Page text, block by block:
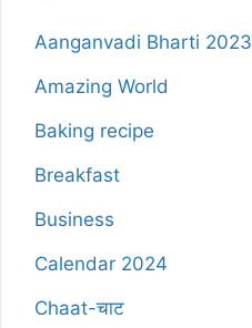
Aanganvadi Bharti 2023
Amazing World
Baking recipe
Breakfast
Business
Calendar 2024
Chaat-चाट